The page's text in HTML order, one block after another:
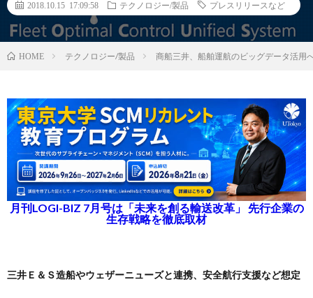
2018.10.15 17:09:58 テクノロジー/製品 プレスリリースなど
HOME テクノロジー/製品 商船三井、船舶運航のビッグデータ活用
月刊LOGI-BIZ 7月号は「未来を創る輸送改革」 先行企業の
生存戦略を徹底取材
三井Ｅ＆Ｓ造船やウェザーニューズと連携、安全航行支援など想定